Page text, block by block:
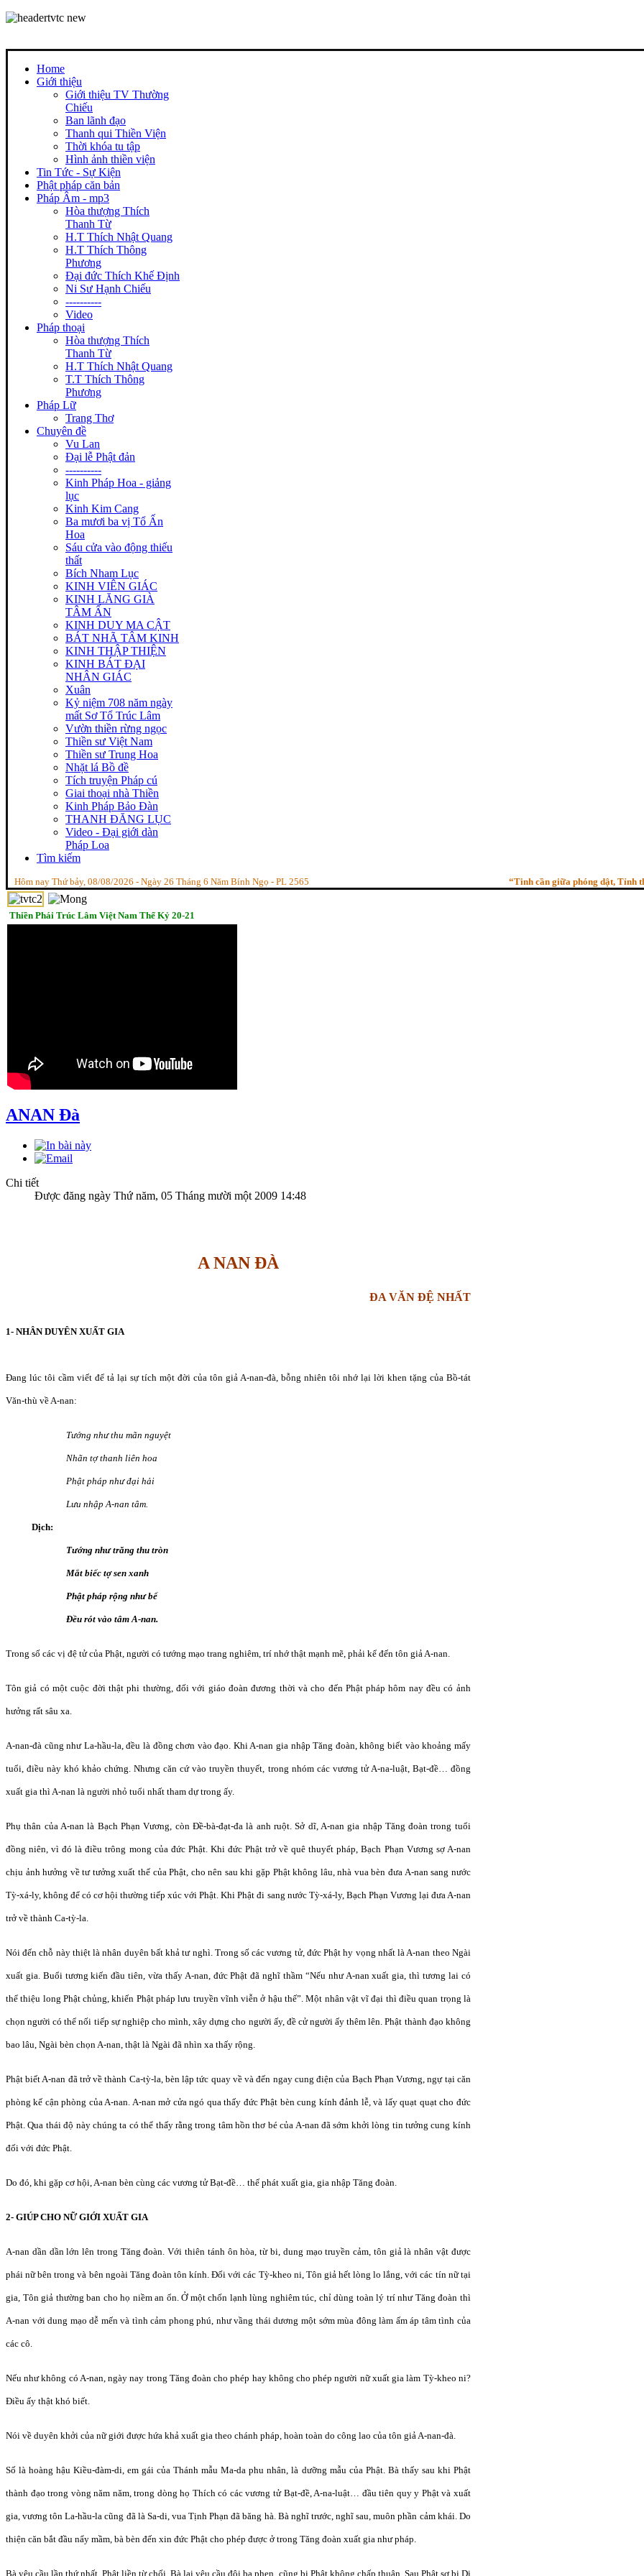
Home
Giới thiệu
Giới thiệu TV Thường
Chiếu
Ban lãnh đạo
Thanh qui Thiền Viện
Thời khóa tu tập
Hình ảnh thiền viện
Tin Tức - Sự Kiện
Phật pháp căn bản
Pháp Âm - mp3
Hòa thượng Thích
Thanh Từ
H.T Thích Nhật Quang
H.T Thích Thông
Phương
Đại đức Thích Khế Định
Ni Sư Hạnh Chiếu
----------
Video
Pháp thoại
Hòa thượng Thích
Thanh Từ
H.T Thích Nhật Quang
T.T Thích Thông
Phương
Pháp Lữ
Trang Thơ
Chuyên đề
Vu Lan
Đại lễ Phật đản
----------
Kinh Pháp Hoa - giảng
lục
Kinh Kim Cang
Ba mươi ba vị Tổ Ấn
Hoa
Sáu cửa vào động thiếu
thất
Bích Nham Lục
KINH VIÊN GIÁC
KINH LĂNG GIÀ
TÂM ẤN
KINH DUY MA CẬT
BÁT NHÃ TÂM KINH
KINH THẬP THIỆN
KINH BÁT ĐẠI
NHÂN GIÁC
Xuân
Kỷ niệm 708 năm ngày
mất Sơ Tổ Trúc Lâm
Vườn thiền rừng ngọc
Thiền sư Việt Nam
Thiền sư Trung Hoa
Nhặt lá Bồ đề
Tích truyện Pháp cú
Giai thoại nhà Thiền
Kinh Pháp Bảo Đàn
THANH ĐĂNG LỤC
Video - Đại giới dàn
Pháp Loa
Tìm kiếm
Hôm nay Thứ bảy, 08/08/2026 - Ngày 26 Tháng 6 Năm Bính Ngọ - PL 2565 “Tinh cần giữa phóng dật, Tỉnh thức
Thiền Phái Trúc Lâm Việt Nam Thế Kỷ 20-21
ANAN Đà
Chi tiết
Được đăng ngày Thứ năm, 05 Tháng mười một 2009 14:48
A NAN ĐÀ
ĐA VĂN ĐỆ NHẤT
1- NHÂN DUYÊN XUẤT GIA
Đang lúc tôi cầm viết để tả lại sự tích một đời của tôn giả A-nan-đà, bỗng nhiên tôi nhớ lại lời khen tặng của Bồ-tát
Văn-thù về A-nan:
Tướng như thu mãn nguyệt
Nhãn tợ thanh liên hoa
Phật pháp như đại hải
Lưu nhập A-nan tâm.
Dịch:
Tướng như trăng thu tròn
Mắt biếc tợ sen xanh
Phật pháp rộng như bể
Đều rót vào tâm A-nan.
Trong số các vị đệ tử của Phật, người có tướng mạo trang nghiêm, trí nhớ thật mạnh mẽ, phải kể đến tôn giả A-nan.
Tôn giả có một cuộc đời thật phi thường, đối với giáo đoàn đương thời và cho đến Phật pháp hôm nay đều có ảnh
hưởng rất sâu xa.
A-nan-đà cũng như La-hầu-la, đều là đồng chơn vào đạo. Khi A-nan gia nhập Tăng đoàn, không biết vào khoảng mấy
tuổi, điều này khó khảo chứng. Nhưng căn cứ vào truyền thuyết, trong nhóm các vương tử A-na-luật, Bạt-đề… đồng
xuất gia thì A-nan là người nhỏ tuổi nhất tham dự trong ấy.
Phụ thân của A-nan là Bạch Phạn Vương, còn Đề-bà-đạt-đa là anh ruột. Sở dĩ, A-nan gia nhập Tăng đoàn trong tuổi
đồng niên, vì đó là điều trông mong của đức Phật. Khi đức Phật trở về quê thuyết pháp, Bạch Phạn Vương sợ A-nan
chịu ảnh hưởng về tư tưởng xuất thế của Phật, cho nên sau khi gặp Phật không lâu, nhà vua bèn đưa A-nan sang nước
Tỳ-xá-ly, không để có cơ hội thường tiếp xúc với Phật. Khi Phật đi sang nước Tỳ-xá-ly, Bạch Phạn Vương lại đưa A-nan
trở về thành Ca-tỳ-la.
Nói đến chỗ này thiệt là nhân duyên bất khả tư nghì. Trong số các vương tử, đức Phật hy vọng nhất là A-nan theo Ngài
xuất gia. Buổi tương kiến đầu tiên, vừa thấy A-nan, đức Phật đã nghĩ thầm “Nếu như A-nan xuất gia, thì tương lai có
thể thiệu long Phật chủng, khiến Phật pháp lưu truyền vĩnh viễn ở hậu thế”. Một nhân vật vĩ đại thì điều quan trọng là
chọn người có thể nối tiếp sự nghiệp cho mình, xây dựng cho người ấy, đề cử người ấy thêm lên. Phật thành đạo không
bao lâu, Ngài bèn chọn A-nan, thật là Ngài đã nhìn xa thấy rộng.
Phật biết A-nan đã trở về thành Ca-tỳ-la, bèn lập tức quay về và đến ngay cung điện của Bạch Phạn Vương, ngự tại căn
phòng kế cận phòng của A-nan. A-nan mở cửa ngó qua thấy đức Phật bèn cung kính đảnh lễ, và lấy quạt quạt cho đức
Phật. Qua thái độ này chúng ta có thể thấy rằng trong tâm hồn thơ bé của A-nan đã sớm khởi lòng tin tưởng cung kính
đối với đức Phật.
Do đó, khi gặp cơ hội, A-nan bèn cùng các vương tử Bạt-đề… thế phát xuất gia, gia nhập Tăng đoàn.
2- GIÚP CHO NỮ GIỚI XUẤT GIA
A-nan dần dần lớn lên trong Tăng đoàn. Với thiên tánh ôn hòa, từ bi, dung mạo truyền cảm, tôn giả là nhân vật được
phái nữ bên trong và bên ngoài Tăng đoàn tôn kính. Đối với các Tỳ-kheo ni, Tôn giả hết lòng lo lắng, với các tín nữ tại
gia, Tôn giả thường ban cho họ niềm an ổn. Ở một chốn lạnh lùng nghiêm túc, chỉ dùng toàn lý trí như Tăng đoàn thì
A-nan với dung mạo dễ mến và tình cảm phong phú, như vầng thái dương một sớm mùa đông làm ấm áp tâm tình của
các cô.
Nếu như không có A-nan, ngày nay trong Tăng đoàn cho phép hay không cho phép người nữ xuất gia làm Tỳ-kheo ni?
Điều ấy thật khó biết.
Nói về duyên khởi của nữ giới được hứa khả xuất gia theo chánh pháp, hoàn toàn do công lao của tôn giả A-nan-đà.
Số là hoàng hậu Kiều-đàm-di, em gái của Thánh mẫu Ma-da phu nhân, là dưỡng mẫu của Phật. Bà thấy sau khi Phật
thành đạo trong vòng năm năm, trong dòng họ Thích có các vương tử Bạt-đề, A-na-luật… đầu tiên quy y Phật và xuất
gia, vương tôn La-hầu-la cũng đã là Sa-di, vua Tịnh Phạn đã băng hà. Bà nghĩ trước, nghĩ sau, muôn phần cảm khái. Do
thiện căn bắt đầu nẩy mầm, bà bèn đến xin đức Phật cho phép được ở trong Tăng đoàn xuất gia như pháp.
Bà yêu cầu lần thứ nhất, Phật liền từ chối. Bà lại yêu cầu đôi ba phen, cũng bị Phật không chấp thuận. Sau Phật sợ bị Di